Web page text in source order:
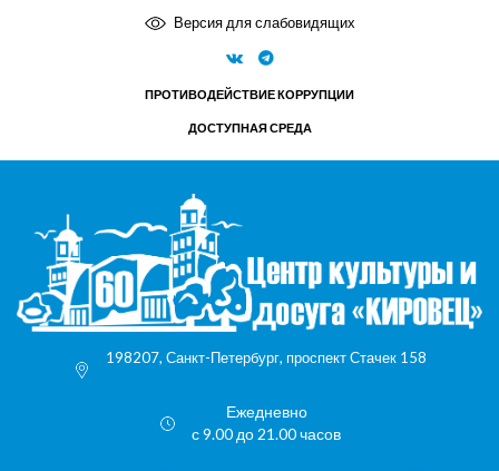
Версия для слабовидящих
ПРОТИВОДЕЙСТВИЕ КОРРУПЦИИ
ДОСТУПНАЯ СРЕДА
198207, Санкт-Петербург, проспект Стачек 158
Ежедневно
с 9.00 до 21.00 часов